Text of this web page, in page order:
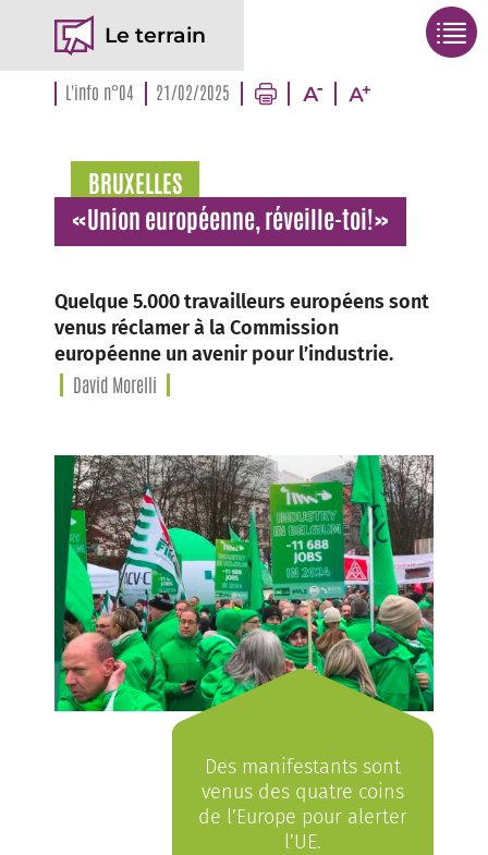
Le terrain
L'info n°04 21/02/2025
BRUXELLES
«Union européenne, réveille-toi!»
Quelque 5.000 travailleurs européens sont
venus réclamer à la Commission
européenne un avenir pour l’industrie.
David Morelli
Des manifestants sont
venus des quatre coins
de l’Europe pour alerter
l’UE.